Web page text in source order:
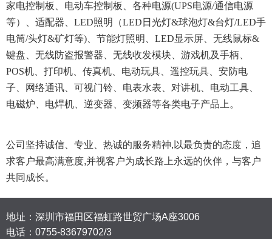
家电控制板、电动车控制板、各种电源(UPS电源/通信电源
等）、适配器、LED照明（LED日光灯&球泡灯&台灯/LED手
电筒/头灯&矿灯等)、节能灯照明、LED显示屏、无线鼠标&
键盘、无线防盗报警器、无线收发模块、游戏机及手柄、
POS机、打印机、传真机、电动玩具、遥控玩具、安防电
子、网络通讯、可视门铃、电表水表、对讲机、电动工具、
电磁炉、电焊机、逆变器、变频器等各类电子产品上。
公司坚持诚信、专业、热诚的服务精神,以最负责的态度，追
求客户最高满意度,并视客户为成长路上永远的伙伴，与客户
共同成长。
地址：深圳市福田区福虹路世贸广场A座3006
电话： 0755-83679702/3